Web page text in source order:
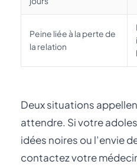
Peine liée à la perte de
la relation
Deux situations
attendre. Si votre
idées noires ou l’envie
contactez votre